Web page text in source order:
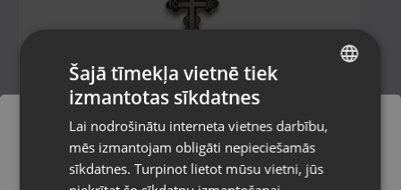
Zelta krusts
Rīga, Jūrmalas gatve 30
Stāvoklis Restaurēts (Garantija 24 mēneši)
Pasūtījumi tiks piegādāti uz
RUSSIAN
Šajā tīmekļa vietnē tiek
izmantotas sīkdatnes
Lai nodrošinātu interneta vietnes darbību,
mēs izmantojam obligāti nepieciešamās
sīkdatnes. Turpinot lietot mūsu vietni, jūs